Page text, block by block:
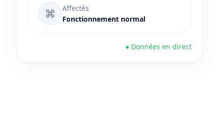
⌘
Affectés
Fonctionnement normal
● Données en direct